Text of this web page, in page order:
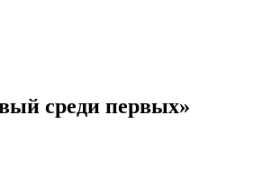
среди первых»